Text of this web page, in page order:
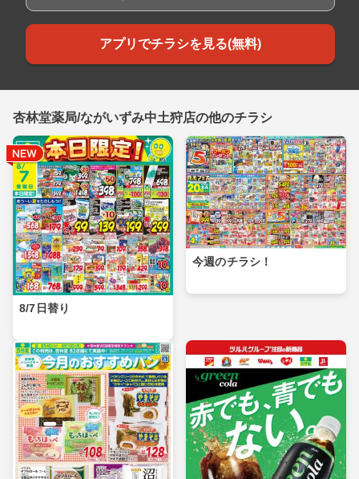
アプリでチラシを見る(無料)
杏林堂薬局/ながいずみ中土狩店の他のチラシ
8/7日替り
今週のチラシ！